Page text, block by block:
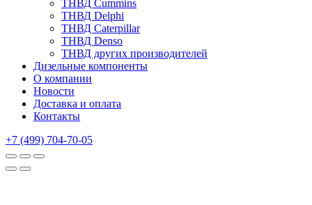
ТНВД Cummins
ТНВД Delphi
ТНВД Caterpillar
ТНВД Denso
ТНВД других производителей
Дизельные компоненты
О компании
Новости
Доставка и оплата
Контакты
+7 (499) 704-70-05